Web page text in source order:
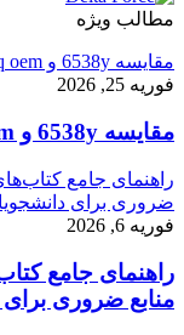
مطالب ویژه
مقایسه 6538y و intel xeon platinum 8470q oem
فوریه 25, 2026
مقایسه 6538y و intel xeon platinum 8470q oem
راهنمای جامع
ضروری برای
فوریه 6, 2026
راهنمای جامع
منابع ضروری